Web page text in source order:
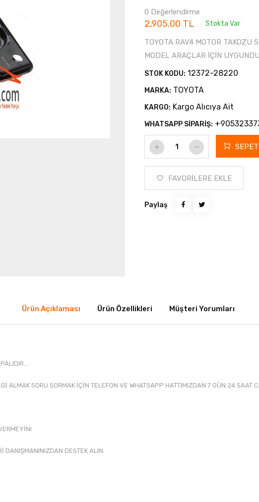
0 Değerlendirme
2,905.00 TL Stokta Var
TOYOTA RAV4 MOTOR
MODEL ARAÇLAR İÇİN
STOK KODU: 12372-28220
MARKA: TOYOTA
KARGO: Kargo Alıcıya Ait
WHATSAPP SİPARİŞ:
FAVORİLERE EKLE
Paylaş
Ürün Açıklaması Ürün Özellikleri Müşteri Yorumları
ALMAK SORU SORMAK İÇİN TELEFON VE WHATSAPP HATTIMIZDAN 7 GÜN 24 SAAT
DANIŞMANINIZDAN DESTEK ALIN.